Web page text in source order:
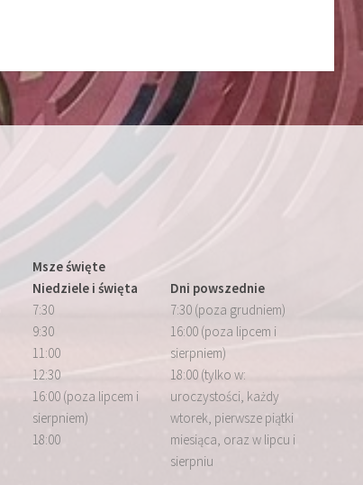
Msze święte
Niedziele i święta
7:30
9:30
11:00
12:30
16:00 (poza lipcem i
sierpniem)
18:00
Dni powszednie
7:30 (poza grudniem)
16:00 (poza lipcem i
sierpniem)
18:00 (tylko w:
uroczystości, każdy
wtorek, pierwsze piątki
miesiąca, oraz w lipcu i
sierpniu